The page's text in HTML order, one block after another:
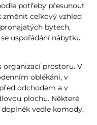
potřeby přesunout
celkový vzhled
bytech,
uspořádání nábytku
organizací prostoru. V
oblékání, v
odchodem a v
plochu. Některé
vedle komody,